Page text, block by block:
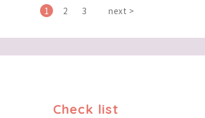
1 2 3 next >
Check list